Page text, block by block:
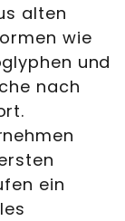
alten
wie
und
nach
ein